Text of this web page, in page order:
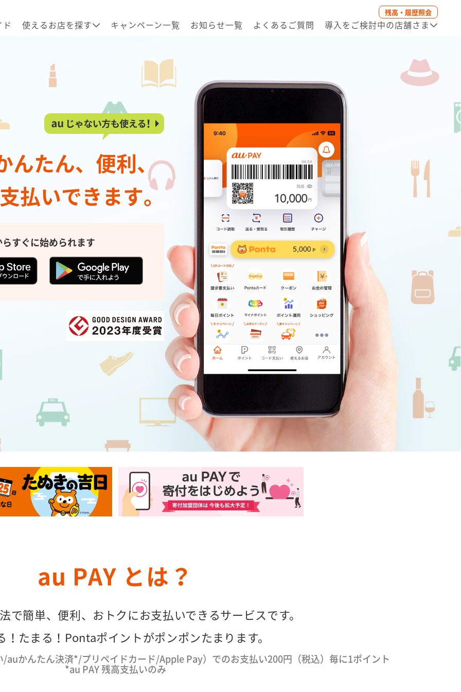
残高・履歴照会
使えるお店を探す キャンペーン一覧 お知らせ一覧 よくあるご質問 導入をご検討中の店舗さま
んたん、便利、
払いできます。
すぐに始められます
au PAY とは？
で簡単、便利、おトクにお支払いできるサービスです。
！たまる！Pontaポイントがポンポンたまります。
かんたん決済*/プリペイドカード/Apple Pay）でのお支払い200円（税込）毎に1ポイント
*au PAY 残高支払いのみ